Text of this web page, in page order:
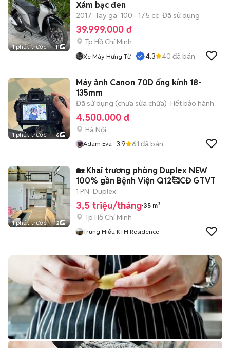
1 phút trước 11
Xám bạc đen
2017 Tay ga 100 - 175 cc Đã sử dụng
39.999.000 đ
Tp Hồ Chí Minh
Xe Máy Hưng Từ 4.3 40 đã bán
1 phút trước 6
Máy ảnh Canon 70D ống kính 18-
135mm
Đã sử dụng (chưa sửa chữa) Hết bảo hành
4.500.000 đ
Hà Nội
Adam Eva 3.9 61 đã bán
1 phút trước 12
🏡 Khai trương phòng Duplex NEW
100% gần Bệnh Viện Q12🥰CĐ GTVT
1 PN Duplex
3,5 triệu/tháng 35 m²
Tp Hồ Chí Minh
Trung Hiếu KTH Residence